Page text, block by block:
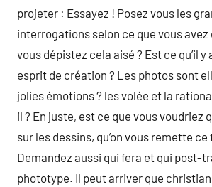
projeter : Essayez ! Posez vous les
interrogations selon ce que vous avez
vous dépistez cela aisé ? Est ce qu’il y
esprit de création ? Les photos sont
jolies émotions ? les volée et la
il ? En juste, est ce que vous voudriez
sur les dessins, qu’on vous remette
Demandez aussi qui fera et qui post-
phototype. Il peut arriver que